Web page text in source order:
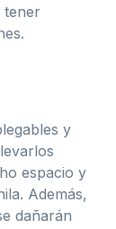
tener
y
espacio y
Además,
dañarán